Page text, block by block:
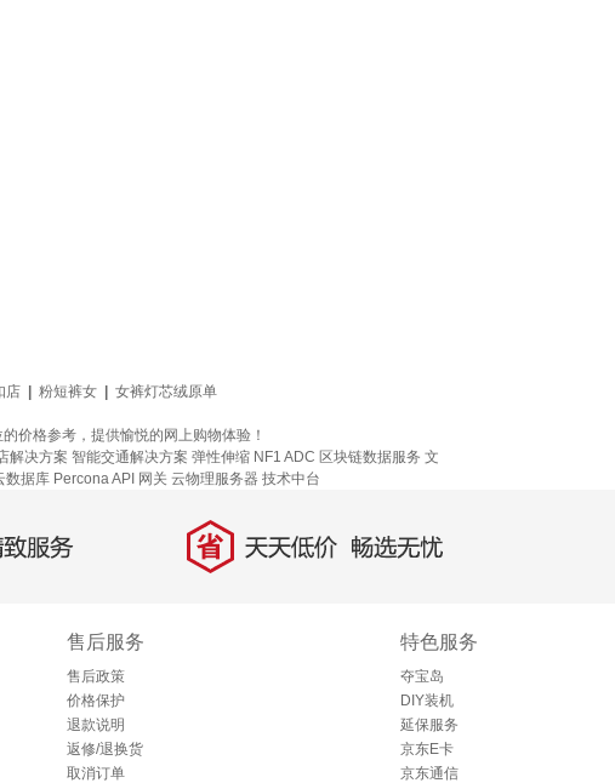
店 粉短裤女
女裤灯芯绒原单
价格参考，提供愉悦的网上购物体验！
解决方案 智能交通解决方案 弹性伸缩 NF1 ADC 区块链数据服务 文
数据库 PerconaAPI 网关 云物理服务器 技术中台
服务 省 天天低价，畅选无忧
售后服务
售后政策
价格保护
退款说明
返修/退换货
取消订单
特色服务
夺宝岛
DIY装机
延保服务
京东E卡
京东通信